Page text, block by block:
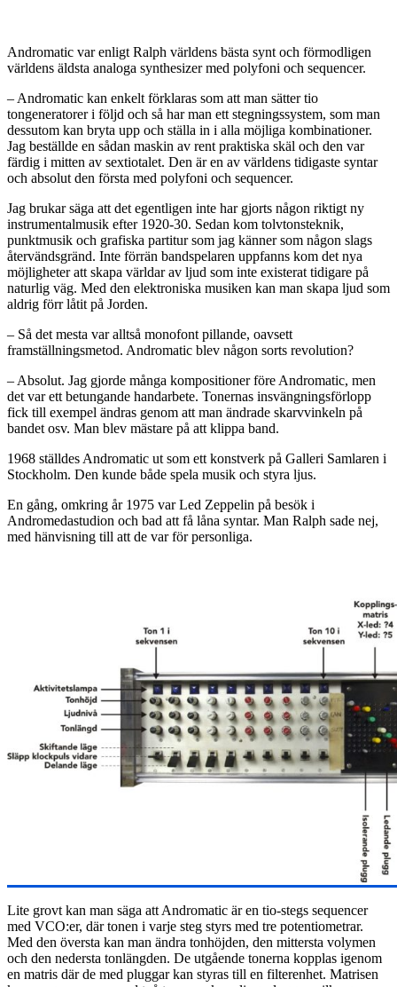
Andromatic var enligt Ralph världens bästa synt och förmodligen
världens äldsta analoga synthesizer med polyfoni och sequencer.
– Andromatic kan enkelt förklaras som att man sätter tio
tongeneratorer i följd och så har man ett stegningssystem, som man
dessutom kan bryta upp och ställa in i alla möjliga kombinationer.
Jag beställde en sådan maskin av rent praktiska skäl och den var
färdig i mitten av sextiotalet. Den är en av världens tidigaste syntar
och absolut den första med polyfoni och sequencer.
Jag brukar säga att det egentligen inte har gjorts någon riktigt ny
instrumentalmusik efter 1920-30. Sedan kom tolvtonsteknik,
punktmusik och grafiska partitur som jag känner som någon slags
återvändsgränd. Inte förrän bandspelaren uppfanns kom det nya
möjligheter att skapa världar av ljud som inte existerat tidigare på
naturlig väg. Med den elektroniska musiken kan man skapa ljud som
aldrig förr låtit på Jorden.
– Så det mesta var alltså monofont pillande, oavsett
framställningsmetod. Andromatic blev någon sorts revolution?
– Absolut. Jag gjorde många kompositioner före Andromatic, men
det var ett betungande handarbete. Tonernas insvängningsförlopp
fick till exempel ändras genom att man ändrade skarvvinkeln på
bandet osv. Man blev mästare på att klippa band.
1968 ställdes Andromatic ut som ett konstverk på Galleri Samlaren i
Stockholm. Den kunde både spela musik och styra ljus.
En gång, omkring år 1975 var Led Zeppelin på besök i
Andromedastudion och bad att få låna syntar. Man Ralph sade nej,
med hänvisning till att de var för personliga.
Lite grovt kan man säga att Andromatic är en tio-stegs sequencer
med VCO:er, där tonen i varje steg styrs med tre potentiometrar.
Med den översta kan man ändra tonhöjden, den mittersta volymen
och den nedersta tonlängden. De utgående tonerna kopplas igenom
en matris där de med pluggar kan styras till en filterenhet. Matrisen